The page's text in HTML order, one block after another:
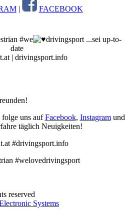
| FACEBOOK
#we
drivingsport ...sei up-to-
date
| drivingsport.info
folge uns aufFacebook, Instagramund
täglich Neuigkeiten!
#drivingsport.info
#welovedrivingsport
reserved
Systems